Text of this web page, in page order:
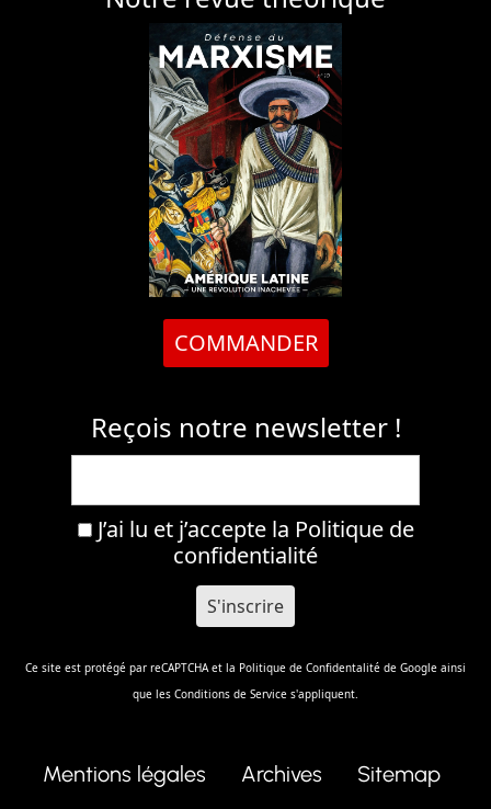
COMMANDER
Reçois notre newsletter !
J’ai lu et j’accepte la Politique de
confidentialité
Ce site est protégé par reCAPTCHA et la Politique de Confidentalité de Google ainsi
que les Conditions de Service s'appliquent.
Mentions légales Archives
Sitemap